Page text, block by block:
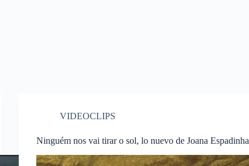
VIDEOCLIPS
Ninguém nos vai tirar o sol, lo nuevo de Joana Espadinha